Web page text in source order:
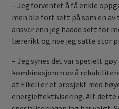
– Jeg forventet å få enkle
men ble fort sett på som en
ansvar enn jeg hadde sett for
lærerikt og noe jeg satte stor
– Jeg synes det var spesielt
kombinasjonen av å
at Eikeli er et prosjekt med
energieffektivisering. Alt dette